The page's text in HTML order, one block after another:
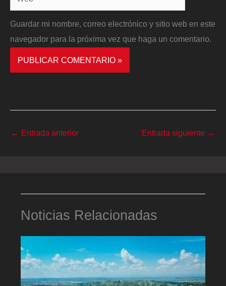
Guardar mi nombre, correo electrónico y sitio web en este
navegador para la próxima vez que haga un comentario.
← Entrada anterior Entrada siguiente →
Noticias Relacionadas